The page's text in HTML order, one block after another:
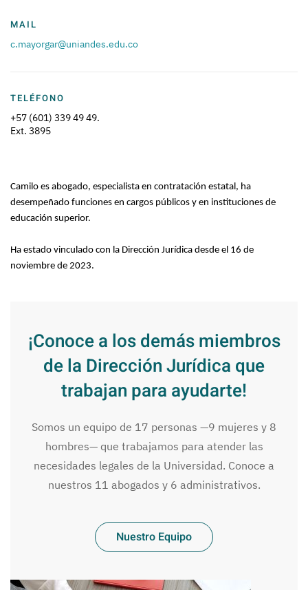
MAIL
c.mayorgar@uniandes.edu.co
TELÉFONO
+57 (601) 339 49 49.
Ext. 3895
Camilo es abogado, especialista en contratación estatal, ha
desempeñado funciones en cargos públicos y en instituciones de
educación superior.
Ha estado vinculado con la Dirección Jurídica desde el 16 de
noviembre de 2023.
¡Conoce a los demás miembros
de la Dirección Jurídica que
trabajan para ayudarte!
Somos un equipo de 17 personas —9 mujeres y 8
hombres— que trabajamos para atender las
necesidades legales de la Universidad. Conoce a
nuestros 11 abogados y 6 administrativos.
Nuestro Equipo